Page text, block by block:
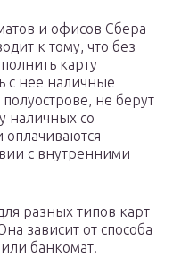
и офисов Сбера
к тому, что без
карту
с нее наличные
не берут
наличных со
оплачиваются
с внутренними
разных типов карт
зависит от способа
банкомат.